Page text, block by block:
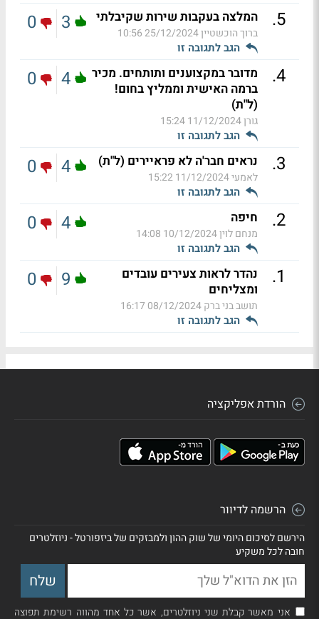
5
. המלצה בעקבות שירות שקיבלתי
ברוך הוכשטיין25/12/2024 10:56
הגב לתגובה זו
3
0
4
.
מדובר במקצוענים ותותחים. מכיר
ברמה האישית וממליץ בחום!
(ל"ת)
גורן11/12/2024 15:24
הגב לתגובה זו
4
0
3
. נראים חבר'ה לא פראיירים (ל"ת)
לאמעי11/12/2024 15:22
הגב לתגובה זו
4
0
2
. חיפה
מנחם לוין10/12/2024 14:08
הגב לתגובה זו
4
0
1
.
נהדר לראות צעירים עובדים
ומצליחים
תושב בני ברק08/12/2024 16:17
הגב לתגובה זו
9
0
הורדת אפליקציה
הרשמה לדיוור
הירשם לסיכום היומי של שוק ההון ולמבזקים של ביזפורטל - ניוזלטרים
חובה לכל משקיע
אני מאשר קבלת שני ניוזלטרים, אשר כל אחד מהווה רשימת תפוצה